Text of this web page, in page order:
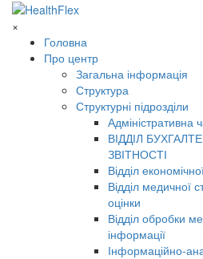
×
Головна
Про центр
Загальна інформація
Структура
Структурні підрозділи
Адміністративна
ВІДДІЛ
ЗВІТНОСТІ
Відділ
Відділ медичної
оцінки
Відділ обробки
інформації
Інформаційно-